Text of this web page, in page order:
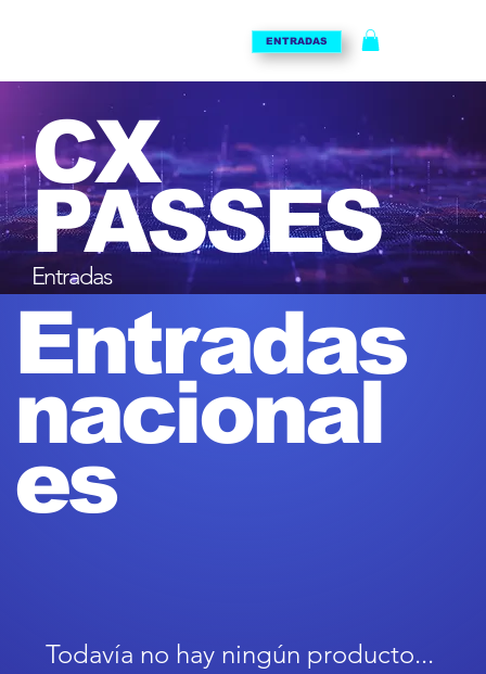
ENTRADAS
Entradas
nacional
es
Todavía no hay ningún producto...
CX
PASSES
Entradas